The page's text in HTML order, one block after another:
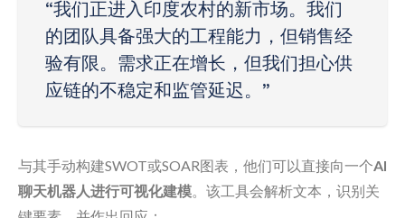
“我们正进入印度农村的新市场。我们
的团队具备强大的工程能力，但销售经
验有限。需求正在增长，但我们担心供
应链的不稳定和监管延迟。”
与其手动构建SWOT或SOAR图表，他们可以直接向一个AI
聊天机器人进行可视化建模。该工具会解析文本，识别关